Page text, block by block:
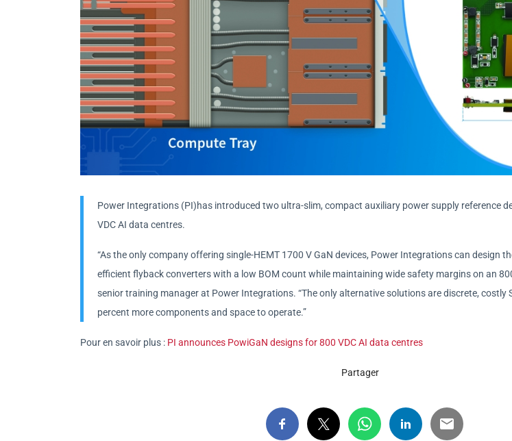
Power Integrations (PI)has introduced two ultra-slim, compact auxiliary power supply reference
VDC AI data centres.
“As the only company offering single-HEMT 1700 V GaN devices, Power Integrations can design
efficient flyback converters with a low BOM count while maintaining wide safety margins on an
senior training manager at Power Integrations. “The only alternative solutions are discrete, costly
percent more components and space to operate.”
Pour en savoir plus : PI announces PowiGaN designs for 800 VDC AI data centres
Partager